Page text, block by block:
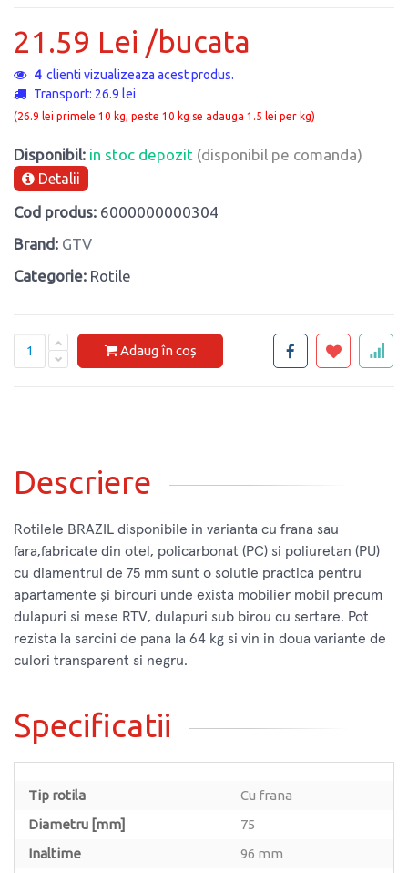
21.59 Lei /bucata
4clienti vizualizeaza acest produs.
Transport: 26.9 lei
(26.9 lei primele 10 kg, peste 10 kg se adauga 1.5 lei per kg)
Disponibil: in stoc depozit (disponibil pe comanda)
Detalii
Cod produs: 6000000000304
Brand: GTV
Categorie: Rotile
Adaug în coș
Descriere
Rotilele BRAZIL disponibile in varianta cu frana sau
fara,fabricate din otel, policarbonat (PC) si poliuretan (PU)
cu diamentrul de 75 mm sunt o solutie practica pentru
apartamente și birouri unde exista mobilier mobil precum
dulapuri si mese RTV, dulapuri sub birou cu sertare. Pot
rezista la sarcini de pana la 64 kg si vin in doua variante de
culori transparent si negru.
Specificatii
Tip rotila
Cu frana
Diametru [mm]
75
Inaltime
96 mm